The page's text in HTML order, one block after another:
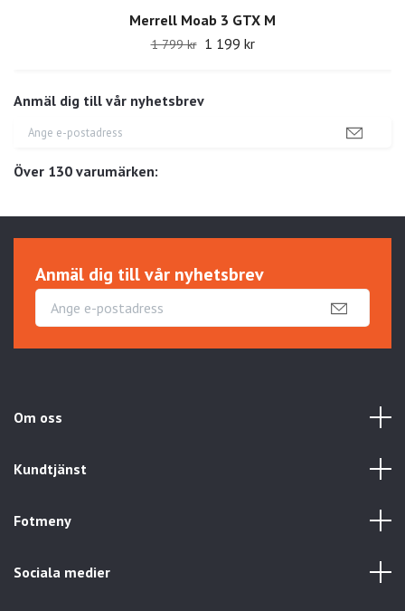
Anmäl dig till vår nyhetsbrev
Över 130 varumärken:
Merrell Moab 3 GTX M
1 799 kr 1 199 kr
Anmäl dig till vår nyhetsbrev
Om oss
Kundtjänst
Fotmeny
Sociala medier